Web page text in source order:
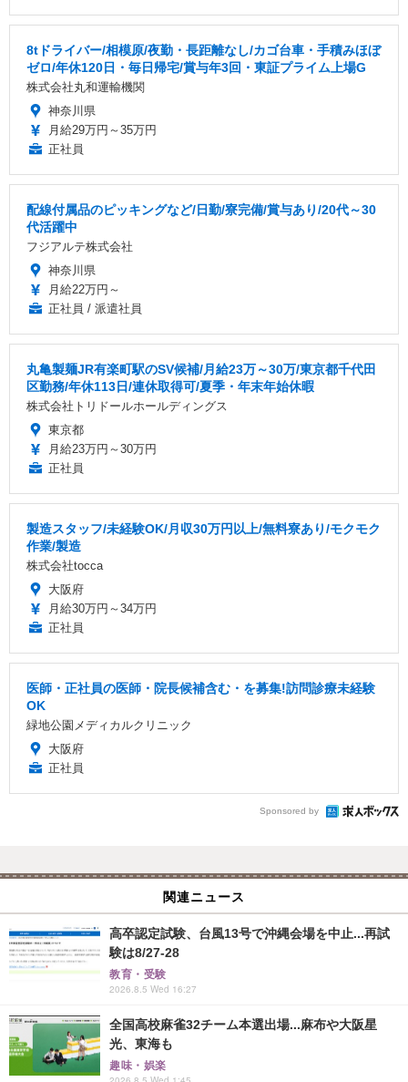
8tドライバー/相模原/夜勤・長距離なし/カゴ台車・手積みほぼ
ゼロ/年休120日・毎日帰宅/賞与年3回・東証プライム上場G
株式会社丸和運輸機関
神奈川県
月給29万円～35万円
正社員
配線付属品のピッキングなど/日勤/寮完備/賞与あり/20代～30
代活躍中
フジアルテ株式会社
神奈川県
月給22万円～
正社員 / 派遣社員
丸亀製麺JR有楽町駅のSV候補/月給23万～30万/東京都千代田
区勤務/年休113日/連休取得可/夏季・年末年始休暇
株式会社トリドールホールディングス
東京都
月給23万円～30万円
正社員
製造スタッフ/未経験OK/月収30万円以上/無料寮あり/モクモク
作業/製造
株式会社tocca
大阪府
月給30万円～34万円
正社員
医師・正社員の医師・院長候補含む・を募集!訪問診療未経験
OK
緑地公園メディカルクリニック
大阪府
正社員
Sponsored by
関連ニュース
高卒認定試験、台風13号で沖縄会場を中止...再試
験は8/27-28
教育・受験
2026.8.5 Wed 16:27
全国高校麻雀32チーム本選出場...麻布や大阪星
光、東海も
趣味・娯楽